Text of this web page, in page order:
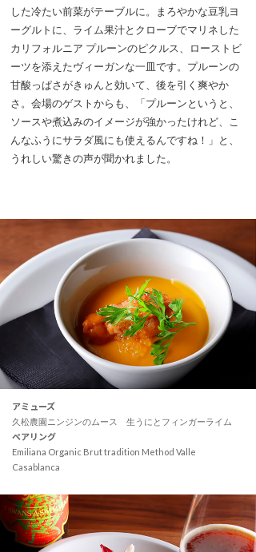
した冷たい前菜がテーブルに。まろやかな豆乳ヨ
ーグルトに、ライム果汁とクローブでマリネした
カリフォルニア プルーンのピクルス、ローストビ
ーツを添えたヴィーガンな一皿です。プルーンの
甘酸っぱさがきゅんと効いて、後を引く爽やか
さ。会場のゲストからも、「プルーンというと、
ソースや煮込みのイメージが強かったけれど、こ
んなふうにサラダ風にも使えるんですね！」と、
うれしい驚きの声が聞かれました。
アミューズ
久松農園ニンジンのムース 生うにとフィンガーライム
ペアリング
Emiliana Organic Brut tradition Method Valle
Casablanca